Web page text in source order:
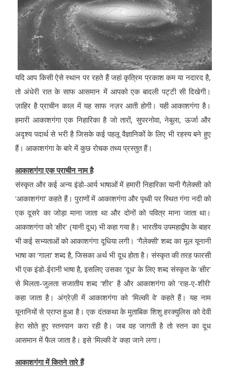
यदि आप किसी ऐसे स्थान पर रहते हैं जहां कृत्रिम प्रकाश कम या नदारद है,
तो अंधेरी रात के साफ आसमान में आपको एक बादली पट्टी सी दिखेगी।
ज़ाहिर है प्राचीन काल में यह साफ नज़र आती होगी। यही आकाशगंगा है।
हमारी आकाशगंगा एक निहारिका है जो तारों, सुपरनोवा, नेबुला, ऊर्जा और
अदृश्य पदार्थ से भरी है जिसके कई पहलू वैज्ञानिकों के लिए भी रहस्य बने हुए
हैं। आकाशगंगा के बारे में कुछ रोचक तथ्य प्रस्तुत हैं।
आकाशगंगा एक प्राचीन नाम है
संस्कृत और कई अन्य इंडो-आर्य भाषाओं में हमारी निहारिका यानी गैलेक्सी को
‘आकाशगंगा’ कहते हैं। पुराणों में आकाशगंगा और पृथ्वी पर स्थित गंगा नदी को
एक दूसरे का जोड़ा माना जाता था और दोनों को पवित्र माना जाता था।
आकाशगंगा को ‘क्षीर’ (यानी दूध) भी कहा गया है। भारतीय उपमहाद्वीप के बाहर
भी कई सभ्यताओं को आकाशगंगा दूधिया लगी। ‘गैलेक्सी’ शब्द का मूल यूनानी
भाषा का ‘गाला’ शब्द है, जिसका अर्थ भी दूध होता है। संस्कृत की तरह फारसी
भी एक इंडो-ईरानी भाषा है, इसलिए उसका ‘दूध’ के लिए शब्द संस्कृत के ‘क्षीर’
से मिलता-जुलता सजातीय शब्द ‘शीर’ है और आकाशगंगा को ‘राह-ए-शीरी’
कहा जाता है। अंग्रेज़ी में आकाशगंगा को ‘मिल्की वे’ कहते हैं। यह नाम
यूनानियों से प्राप्त हुआ है। एक दंतकथा के मुताबिक शिशु हरक्युलिस को देवी
हेरा सोते हुए स्तनपान करा रही है। जब वह जागती है तो स्तन का दूध
आसमान में फैल जाता है। इसे ‘मिल्की वे’ कहा जाने लगा।
आकाशगंगा में कितने तारे हैं